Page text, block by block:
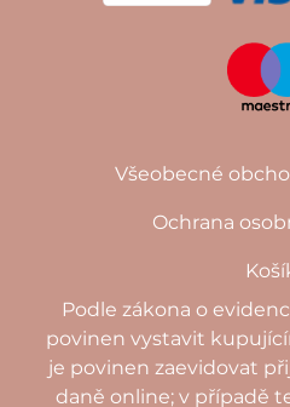
Všeobecné
Ochrana
Podle zákona o
povinen vystavit
je povinen zaevidovat
daně online; v případě